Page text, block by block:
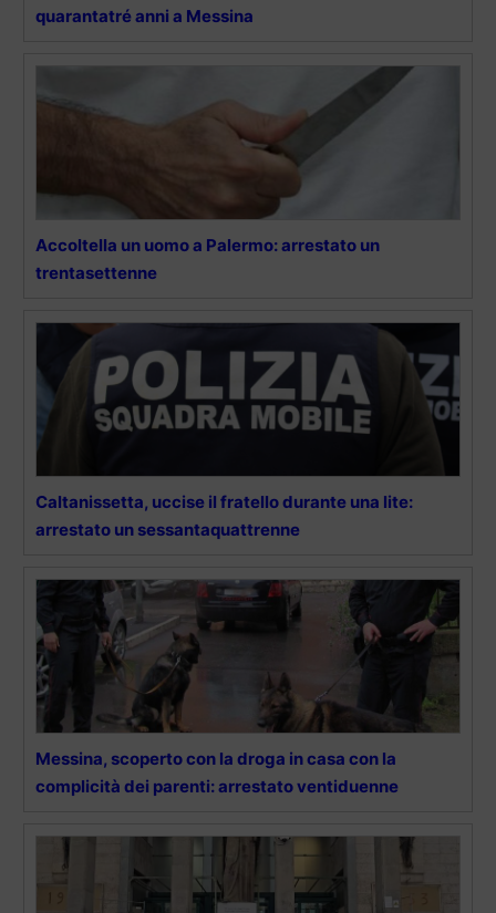
quarantatré anni a Messina
Accoltella un uomo a Palermo: arrestato un
trentasettenne
Caltanissetta, uccise il fratello durante una lite:
arrestato un sessantaquattrenne
Messina, scoperto con la droga in casa con la
complicità dei parenti: arrestato ventiduenne